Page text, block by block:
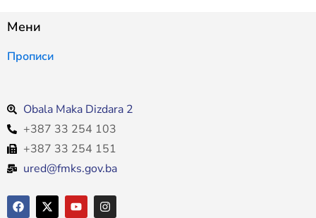
Мени
Прописи
Obala Maka Dizdara 2
+387 33 254 103
+387 33 254 151
ured@fmks.gov.ba